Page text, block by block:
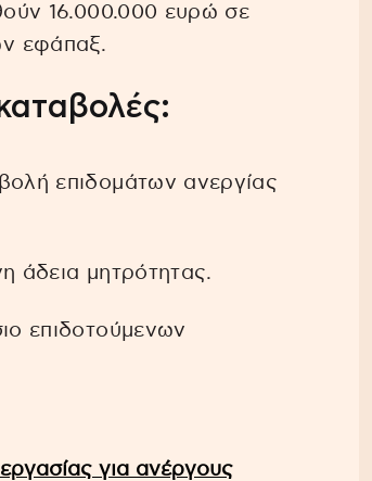
16.000.000 ευρώ σε
εφάπαξ.
επιδομάτων ανεργίας
άδεια μητρότητας.
επιδοτούμενων
για ανέργους